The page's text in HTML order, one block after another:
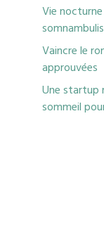
Vie
Vaincre le
approuvées
Une startup
sommeil